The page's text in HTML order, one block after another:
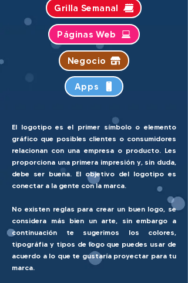
Grilla Semanal
Páginas Web
Negocio
Apps
El logotipo es el primer símbolo o elemento
gráfico que posibles clientes o consumidores
relacionan con una empresa o producto. Les
proporciona una primera impresión y, sin duda,
debe ser buena. El objetivo del logotipo es
conectar a la gente con la marca.
No existen reglas para crear un buen logo, se
considera más bien un arte, sin embargo a
continuación te sugerimos los colores,
tipográfia y tipos de logo que puedes usar de
acuerdo a lo que te gustaría proyectar para tu
marca.